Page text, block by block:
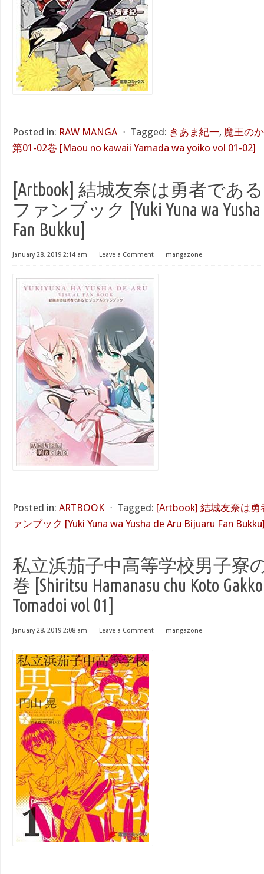
Posted in: RAW MANGA ⋅ Tagged: きあま紀一, 魔王の
第01-02巻 [Maou no kawaii Yamada wa yoiko vol 01-02]
[Artbook] 結城友奈は勇者であ
ファンブック [Yuki Yuna wa Yusha
Fan Bukku]
January 28, 2019 2:14 am ⋅ Leave a Comment ⋅ mangazone
Posted in: ARTBOOK ⋅ Tagged: [Artbook] 結城友奈は
ァンブック [Yuki Yuna wa Yusha de Aru Bijuaru Fan
私立浜茄子中高等学校男子寮
巻 [Shiritsu Hamanasu chu Koto
Tomadoi vol 01]
January 28, 2019 2:08 am ⋅ Leave a Comment ⋅ mangazone